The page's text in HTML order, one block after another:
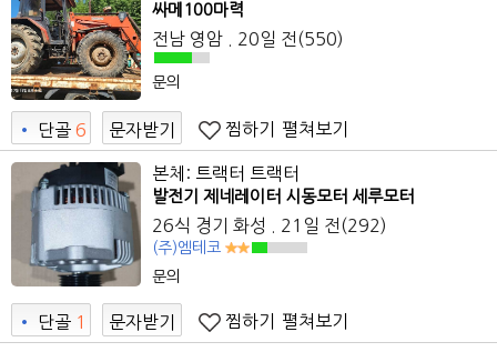
싸메100마력
전남 영암 . 20일 전(550)
문의
• 단골 6 문자받기 찜하기 펼쳐보기
본체: 트랙터 트랙터
발전기 제네레이터 시동모터 세루모터
26식 경기 화성 . 21일 전(292)
(주)엠테코
문의
• 단골 1
9
문자받기 찜하기 펼쳐보기